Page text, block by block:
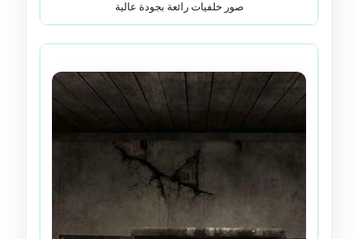
صور خلفيات رائعة بجودة عالية